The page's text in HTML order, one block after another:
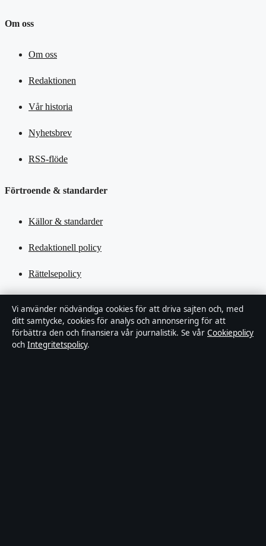
Om oss
Om oss
Redaktionen
Vår historia
Nyhetsbrev
RSS-flöde
Förtroende & standarder
Källor & standarder
Redaktionell policy
Rättelsepolicy
Kändisar & integritet
Integritetspolicy
Vi använder nödvändiga cookies för att driva sajten och, med
ditt samtycke, cookies för analys och annonsering för att
förbättra den och finansiera vår journalistik. Se vår Cookiepolicy
och Integritetspolicy.